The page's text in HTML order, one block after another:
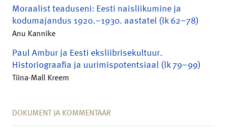
Moraalist teaduseni: Eesti naisliikumine ja
kodumajandus 1920.–1930. aastatel (lk 62–78)
Anu Kannike
Paul Ambur ja Eesti eksliibrisekultuur.
Historiograafia ja uurimispotentsiaal (lk 79–99)
Tiina-Mall Kreem
DOKUMENT JA KOMMENTAAR